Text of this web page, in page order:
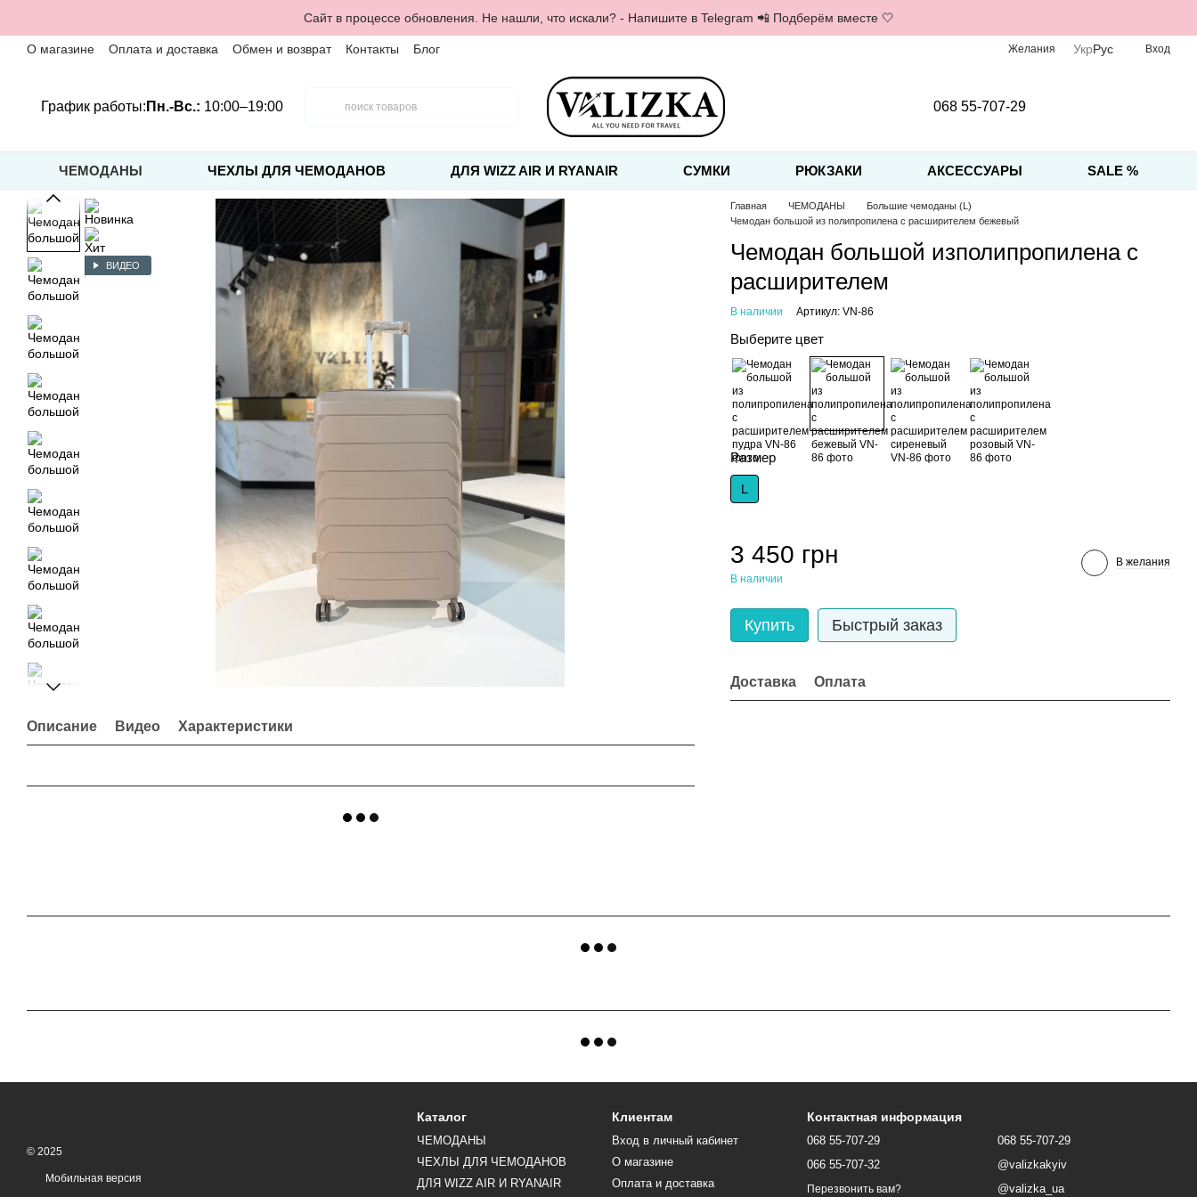
Сайт в процессе обновления. Не нашли, что искали? - Напишите в Telegram 📲 Подберём вместе 🤍
О магазине Оплата и доставка Обмен и возврат Контакты Блог Желания УкрРус Вход
График работы: Пн.-Вс.: 10:00–19:00 068 55-707-29
ЧЕМОДАНЫ ЧЕХЛЫ ДЛЯ ЧЕМОДАНОВ ДЛЯ WIZZ AIR И RYANAIR СУМКИ РЮКЗАКИ АКСЕССУАРЫ SALE %
ВИДЕО
Описание Видео Характеристики
Главная ЧЕМОДАНЫ
Большие чемоданы (L)
Чемодан большой из полипропилена с расширителем бежевый
Чемодан большой изполипропилена с
расширителем
В наличии Артикул: VN-86
Выберите цвет
Размер
L
3 450 грн
В наличии
В желания
Купить Быстрый заказ
Доставка Оплата
© 2025
Мобильная версия
Каталог
ЧЕМОДАНЫ
ЧЕХЛЫ ДЛЯ ЧЕМОДАНОВ
ДЛЯ WIZZ AIR И RYANAIR
Клиентам
Вход в личный кабинет
О магазине
Оплата и доставка
Контактная информация
068 55-707-29
066 55-707-32
Перезвонить вам?
068 55-707-29
@valizkakyiv
@valizka_ua